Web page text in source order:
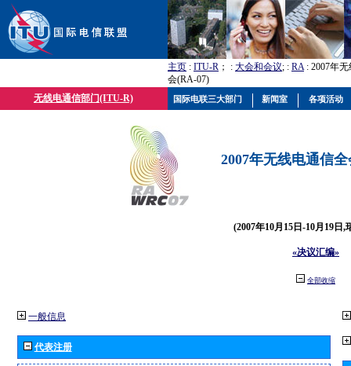
主页 : ITU-R ； : 大会和会议; : RA: 2007年
会(RA-07)
无线电通信部门(ITU-R)
2007年无线电通信
(2007年10月15日-10月19日,
«决议汇编»
全部收缩
一般信息
代表注册
国际电联三大部门 新闻室 各项活动